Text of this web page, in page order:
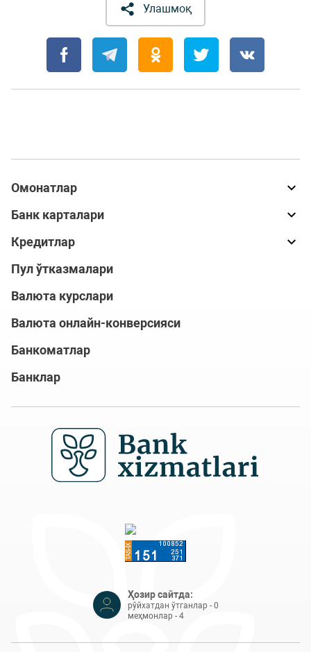
Улашмоқ
Омонатлар
Банк карталари
Кредитлар
Пул ўтказмалари
Валюта курслари
Валюта онлайн-конверсияси
Банкоматлар
Банклар
Ҳозир сайтда:
рўйхатдан ўтганлар - 0
меҳмонлар - 4